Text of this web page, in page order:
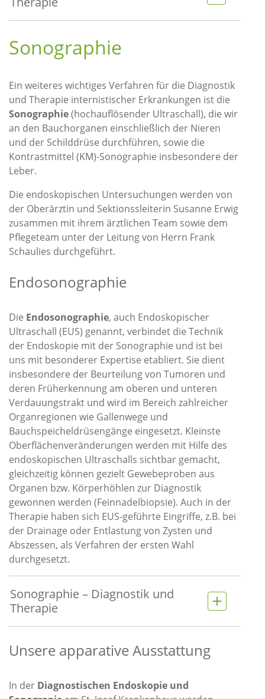
Sonographie
Ein weiteres wichtiges Verfahren für die Diagnostik
und Therapie internistischer Erkrankungen ist die
Sonographie(hochauflösender Ultraschall), die wir
an den Bauchorganen einschließlich der Nieren
und der Schilddrüse durchführen, sowie die
Kontrastmittel (KM)-Sonographie insbesondere der
Leber.
Die endoskopischen Untersuchungen werden von
der Oberärztin und Sektionssleiterin Susanne Erwig
zusammen mit ihrem ärztlichen Team sowie dem
Pflegeteam unter der Leitung von Herrn Frank
Schaulies durchgeführt.
Endosonographie
Die Endosonographie, auch Endoskopischer
Ultraschall (EUS) genannt, verbindet die Technik
der Endoskopie mit der Sonographie und ist bei
uns mit besonderer Expertise etabliert. Sie dient
insbesondere der Beurteilung von Tumoren und
deren Früherkennung am oberen und unteren
Verdauungstrakt und wird im Bereich zahlreicher
Organregionen wie Gallenwege und
Bauchspeicheldrüsengänge eingesetzt. Kleinste
Oberflächenveränderungen werden mit Hilfe des
endoskopischen Ultraschalls sichtbar gemacht,
gleichzeitig können gezielt Gewebeproben aus
Organen bzw. Körperhöhlen zur Diagnostik
gewonnen werden (Feinnadelbiopsie). Auch in der
Therapie haben sich EUS-geführte Eingriffe, z.B. bei
der Drainage oder Entlastung von Zysten und
Abszessen, als Verfahren der ersten Wahl
durchgesetzt.
Sonographie – Diagnostik und
Therapie
Unsere apparative Ausstattung
In der Diagnostischen Endoskopie und